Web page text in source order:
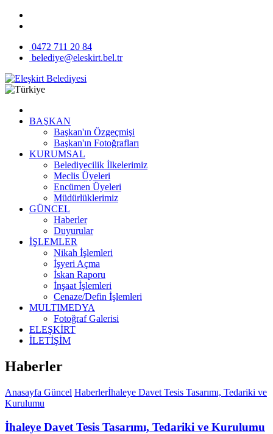
0472 711 20 84
belediye@eleskirt.bel.tr
BAŞKAN
Başkan'ın Özgeçmişi
Başkan'ın Fotoğrafları
KURUMSAL
Belediyecilik İlkelerimiz
Meclis Üyeleri
Encümen Üyeleri
Müdürlüklerimiz
GÜNCEL
Haberler
Duyurular
İŞLEMLER
Nikah İşlemleri
İşyeri Açma
İskan Raporu
İnşaat İşlemleri
Cenaze/Defin İşlemleri
MULTIMEDYA
Fotoğraf Galerisi
ELEŞKİRT
İLETİŞİM
Haberler
Anasayfa Güncel Haberlerİhaleye Davet Tesis Tasarımı, Tedariki ve
Kurulumu
İhaleye Davet Tesis Tasarımı, Tedariki ve Kurulumu